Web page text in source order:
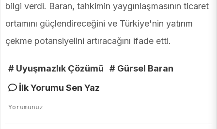
bilgi verdi. Baran, tahkimin yaygınlaşmasının ticaret
ortamını güçlendireceğini ve Türkiye'nin yatırım
çekme potansiyelini artıracağını ifade etti.
# Uyuşmazlık Çözümü
# Gürsel Baran
İlk Yorumu Sen Yaz